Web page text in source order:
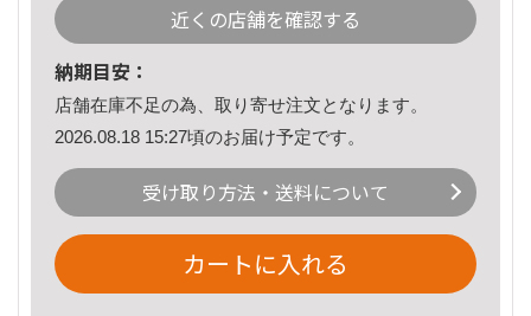
近くの店舗を確認する
納期目安：
店舗在庫不足の為、取り寄せ注文となります。
2026.08.18 15:27頃のお届け予定です。
受け取り方法・送料について
カートに入れる